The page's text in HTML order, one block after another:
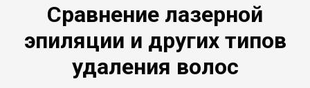
Сравнение лазерной
эпиляции и других типов
удаления волос